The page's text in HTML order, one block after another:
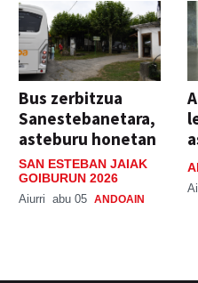
Bus zerbitzua
Sanestebanetara,
asteburu honetan
SAN ESTEBAN JAIAK
GOIBURUN 2026
Aiurri abu 05 ANDOAIN